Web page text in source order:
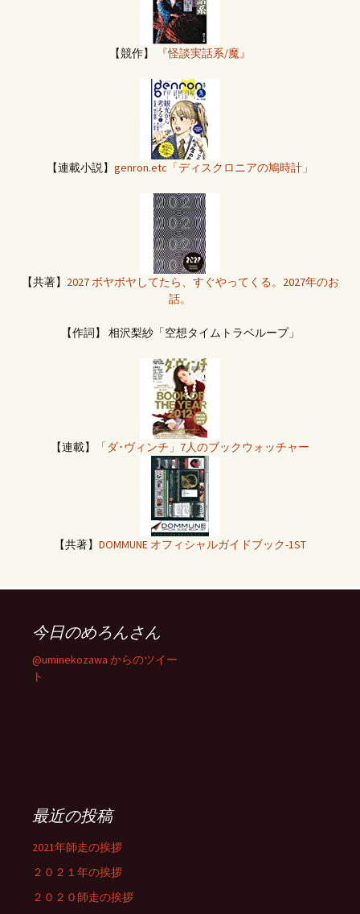
【競作】 『怪談実話系/魔』
【連載小説】 genron.etc「ディスクロニアの鳩時計」
【共著】 2027 ボヤボヤしてたら、すぐやってくる。2027年のお
話。
【作詞】 相沢梨紗「空想タイムトラベループ」
【連載】 「ダ･ヴィンチ」7人のブックウォッチャー
【共著】 DOMMUNE オフィシャルガイドブック-1ST
今日のめろんさん
@uminekozawa からのツイー
ト
最近の投稿
2021年師走の挨拶
２０２１年の挨拶
２０２０師走の挨拶